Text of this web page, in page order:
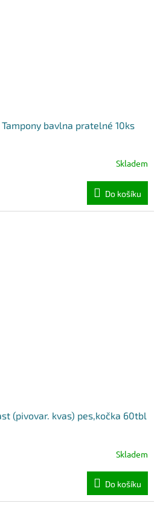
bavlna pratelné 10ks
Skladem
Do košíku
(pivovar. kvas) pes,kočka 60tbl
Skladem
Do košíku